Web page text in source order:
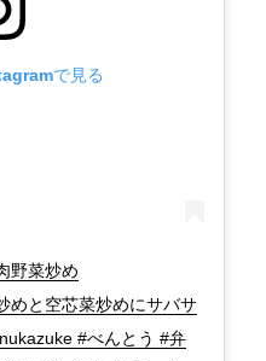
で見る
野菜炒め
めと空芯菜炒めにサバサ
#べんとう #弁